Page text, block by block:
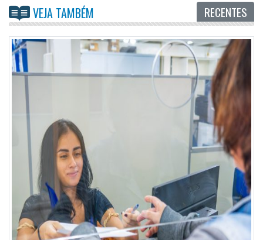
VEJA TAMBÉM RECENTES